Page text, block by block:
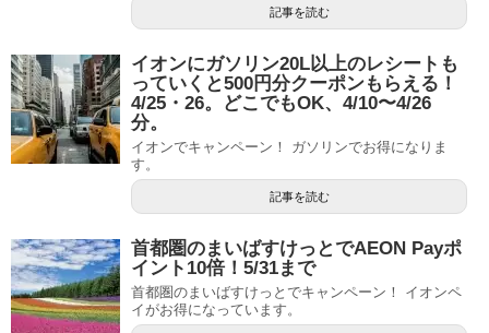
記事を読む
イオンにガソリン20L以上のレシートも
っていくと500円分クーポンもらえる！
4/25・26。どこでもOK、4/10〜4/26
分。
イオンでキャンペーン！ ガソリンでお得になりま
す。
記事を読む
首都圏のまいばすけっとでAEON Payポ
イント10倍！5/31まで
首都圏のまいばすけっとでキャンペーン！ イオンペ
イがお得になっています。